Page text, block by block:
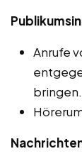
Anrufe
bringen.